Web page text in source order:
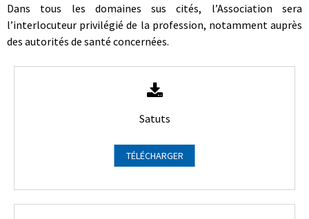
Dans tous les domaines sus cités, l’Association sera
l’interlocuteur privilégié de la profession, notamment auprès
des autorités de santé concernées.
Satuts
TÉLÉCHARGER